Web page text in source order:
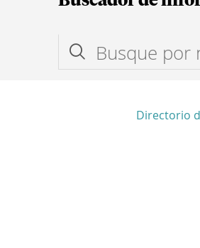
Directorio